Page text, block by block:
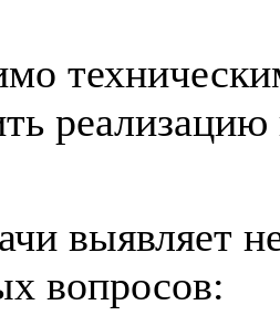
выявляет
вопросов: